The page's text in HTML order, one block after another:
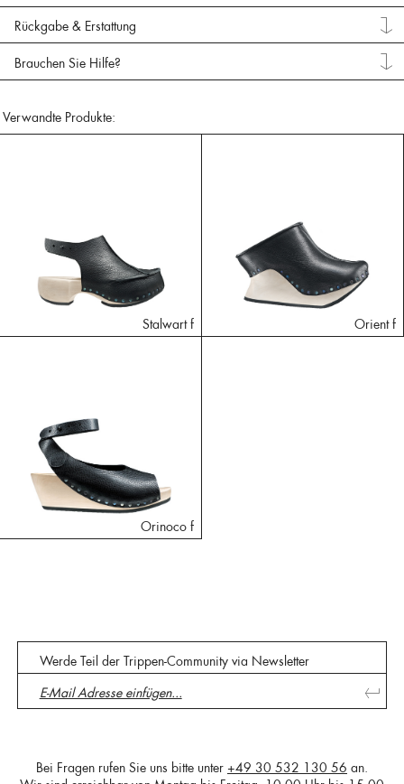
Rückgabe & Erstattung
Brauchen Sie Hilfe?
Verwandte Produkte:
Stalwart f Orient f
Orinoco f
Werde Teil der Trippen-Community via Newsletter
Bei Fragen rufen Sie uns bitte unter +49 30 532 130 56 an.